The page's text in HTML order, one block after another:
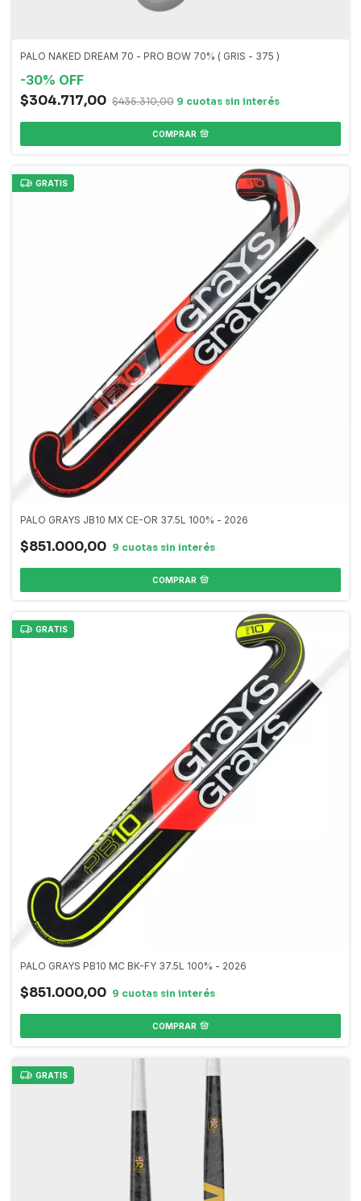
PALO NAKED DREAM 70 - PRO BOW 70% ( GRIS - 375 )
-30% OFF
$304.717,00 $435.310,00
COMPRAR
GRATIS
PALO GRAYS JB10 MX CE-OR 37.5L 100% - 2026
$851.000,00
COMPRAR
GRATIS
PALO GRAYS PB10 MC BK-FY 37.5L 100% - 2026
$851.000,00
COMPRAR
GRATIS